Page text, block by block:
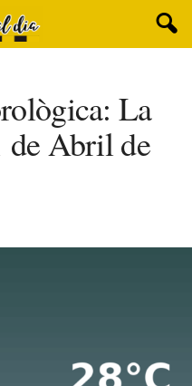
La
de Abril de